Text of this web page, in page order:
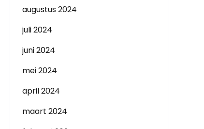
augustus 2024
juli 2024
juni 2024
mei 2024
april 2024
maart 2024